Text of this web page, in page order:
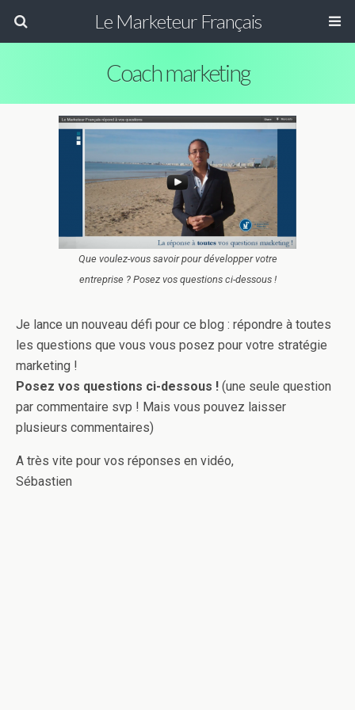
Le Marketeur Français
Coach marketing
Que voulez-vous savoir pour développer votre
entreprise ? Posez vos questions ci-dessous !
Je lance un nouveau défi pour ce blog : répondre à toutes
les questions que vous vous posez pour votre stratégie
marketing !
Posez vos questions ci-dessous ! (une seule question
par commentaire svp ! Mais vous pouvez laisser
plusieurs commentaires)
A très vite pour vos réponses en vidéo,
Sébastien